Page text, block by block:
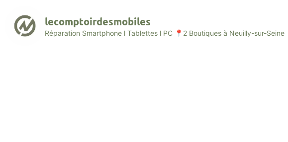
lecomptoirdesmobiles
Réparation Smartphone l Tablettes l PC 📍2 Boutiques à Neuilly-sur-Seine